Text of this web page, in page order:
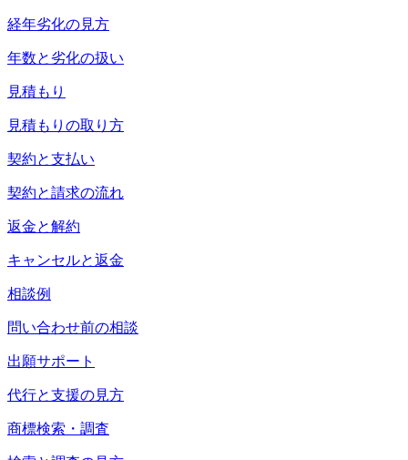
経年劣化の見方
年数と劣化の扱い
見積もり
見積もりの取り方
契約と支払い
契約と請求の流れ
返金と解約
キャンセルと返金
相談例
問い合わせ前の相談
出願サポート
代行と支援の見方
商標検索・調査